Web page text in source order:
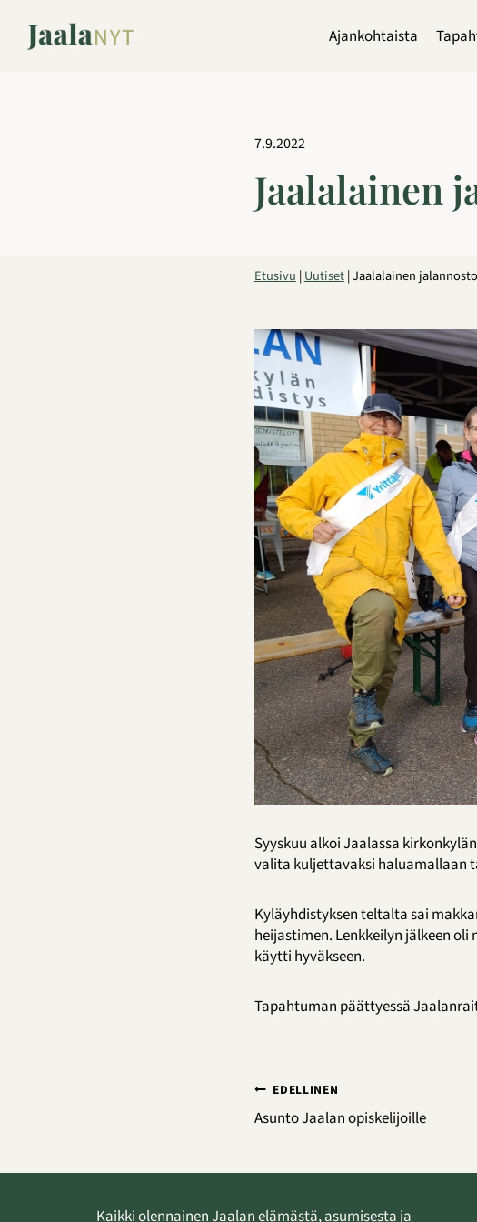
sisältöön
Ajankohtaista
7.9.2022
Jaalalainen
Etusivu|Uutiset|Jaalalainen
Syyskuu alkoi Jaalassa
valita kuljettavaksi haluamallaan
Kyläyhdistyksen teltalta sai
heijastimen. Lenkkeilyn jälkeen
käytti hyväkseen.
Tapahtuman päättyessä
Artikkelien
selaus
EDELLINEN
Asunto Jaalan opiskelijoille
Kaikki olennainen Jaalan elämästä, asumisesta ja